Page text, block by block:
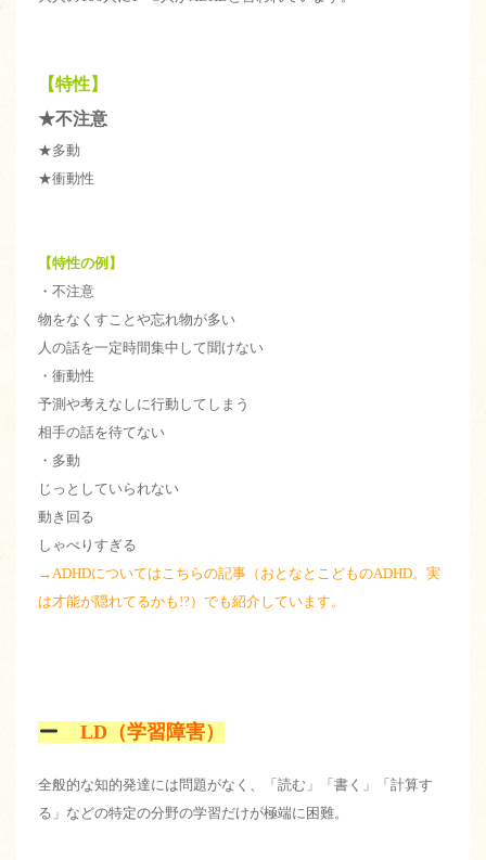
【特性】
★不注意
★多動
★衝動性
【特性の例】
・不注意
物をなくすことや忘れ物が多い
人の話を一定時間集中して聞けない
・衝動性
予測や考えなしに行動してしまう
相手の話を待てない
・多動
じっとしていられない
動き回る
しゃべりすぎる
→ADHDについてはこちらの記事（ おとなとこどものADHD。実
は才能が隠れてるかも!?）でも紹介しています。
LD（学習障害）
全般的な知的発達には問題がなく、「読む」「書く」「計算す
る」などの特定の分野の学習だけが極端に困難。